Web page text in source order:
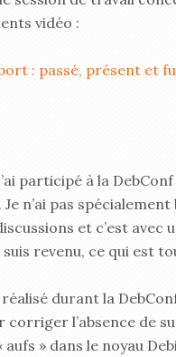
vidéo :
: passé, présent et
participé à la
n’ai pas
et c’est
revenu, ce qui est
durant la
corriger l’absence de
aufs » dans le noyau